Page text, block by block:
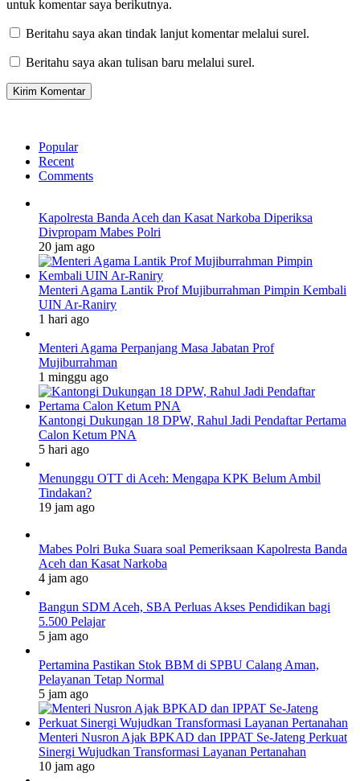
untuk komentar saya berikutnya.
Beritahu saya akan tindak lanjut komentar melalui surel.
Beritahu saya akan tulisan baru melalui surel.
Popular
Recent
Comments
Kapolresta Banda Aceh dan Kasat Narkoba Diperiksa
Divpropam Mabes Polri
20 jam ago
Menteri Agama Lantik Prof Mujiburrahman Pimpin Kembali
UIN Ar-Raniry
1 hari ago
Menteri Agama Perpanjang Masa Jabatan Prof
Mujiburrahman
1 minggu ago
Kantongi Dukungan 18 DPW, Rahul Jadi Pendaftar Pertama
Calon Ketum PNA
5 hari ago
Menunggu OTT di Aceh: Mengapa KPK Belum Ambil
Tindakan?
19 jam ago
Mabes Polri Buka Suara soal Pemeriksaan Kapolresta Banda
Aceh dan Kasat Narkoba
4 jam ago
Bangun SDM Aceh, SBA Perluas Akses Pendidikan bagi
5.500 Pelajar
5 jam ago
Pertamina Pastikan Stok BBM di SPBU Calang Aman,
Pelayanan Tetap Normal
5 jam ago
Menteri Nusron Ajak BPKAD dan IPPAT Se-Jateng Perkuat
Sinergi Wujudkan Transformasi Layanan Pertanahan
10 jam ago